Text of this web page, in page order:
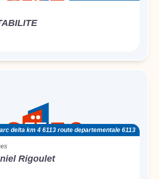
delta km 4 6113 route departementale 6113
Rigoulet